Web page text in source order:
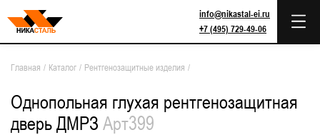
info@nikastal-ei.ru
+7 (495) 729-49-06
Главная / Каталог / Рентгенозащитные изделия /
Однопольная глухая рентгенозащитная
дверь ДМРЗ Арт399